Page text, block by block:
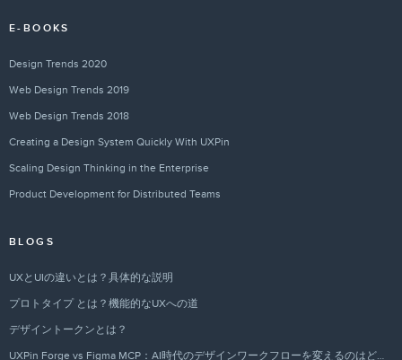
E-BOOKS
Design Trends 2020
Web Design Trends 2019
Web Design Trends 2018
Creating a Design System Quickly With UXPin
Scaling Design Thinking in the Enterprise
Product Development for Distributed Teams
BLOGS
UXとUIの違いとは？具体的な説明
プロトタイプ とは？機能的なUXへの道
デザイントークンとは？
UXPin Forge vs Figma MCP：AI時代のデザインワークフローを変えるのはどちらか？